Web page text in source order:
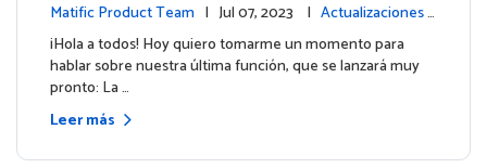
Matific Product Team | Jul 07, 2023 | Actualizaciones d
e la plataforma
¡Hola a todos! Hoy quiero tomarme un momento para
hablar sobre nuestra última función, que se lanzará muy
pronto: La …
Leer más